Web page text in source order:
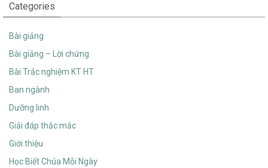
Categories
Bài giảng
Bài giảng – Lời chứng
Bài Trắc nghiệm KT HT
Ban ngành
Dưỡng linh
Giải đáp thắc mắc
Giới thiệu
Học Biết Chúa Mỗi Ngày